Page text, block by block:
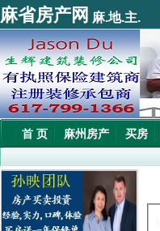
麻省房产网 麻.地.主.
首 页 麻州房产 买房